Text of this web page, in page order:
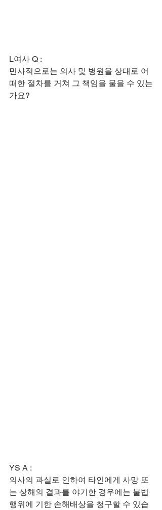
L여사 Q :
​민사적으로는 의사 및 병원을 상대로 어
떠한 절차를 거쳐 그 책임을 물을 수 있는
가요?
YS A :
​의사의 과실로 인하여 타인에게 사망 또
는 상해의 결과를 야기한 경우에는 불법
행위에 기한 손해배상을 청구할 수 있습